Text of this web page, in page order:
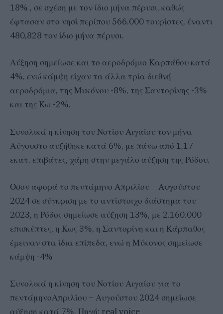
18% , σε σχέση με τον ίδιο μήνα πέρυσι, καθώς
έφτασαν στο νησί περίπου 566.000 τουρίστες, έναντι
480,828 τον ίδιο μήνα πέρυσι.
Αύξηση σημείωσε και το αεροδρόμιο Καρπάθου κατά
4%, ενώ κάμψη είχαν τα άλλα τρία διεθνή
αεροδρόμια, της Μυκόνου -8%, της Σαντορίνης -3%
και της Κω -2%.
Συνολικά η κίνηση του Νοτίου Αιγαίου τον μήνα
Αύγουστο αυξήθηκε κατά 6%, με πάνω από 1,17
εκατ. επιβάτες, χάρη στην μεγάλο αύξηση της Ρόδου.
Όσον αφορά το πεντάμηνο Απριλίου – Αυγούστου
2024 σε σύγκριση με το αντίστοιχο διάστημα του
2023, η Ρόδος σημείωσε αύξηση 13%, με 2.160.000
επισκέπτες, η Κως 3%, η Σαντορίνη και η Κάρπαθος
έμειναν στα ίδια επίπεδα, ενώ η Μύκονος σημείωσε
κάμψη -4%
Συνολικά η κίνηση του Νοτίου Αιγαίου για το
πεντάμηνοΑπριλίου – Αυγούστου 2024 σημείωσε
αύξηση κατά 7%. Πηγή: real voice